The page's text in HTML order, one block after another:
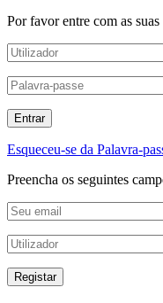
Por favor entre com as suas
Esqueceu-se da Palavra-
Preencha os seguintes